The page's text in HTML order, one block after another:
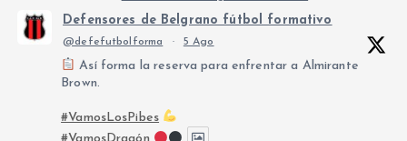
Defensores de Belgrano fútbol formativo
@defefutbolforma · 5 Ago
Así forma la reserva para enfrentar a Almirante
Brown.
#VamosLosPibes